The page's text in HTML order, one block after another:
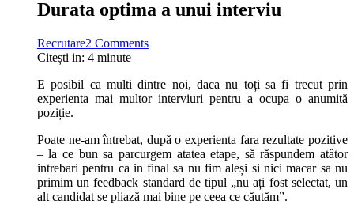
Durata optima a unui interviu
Recrutare2 Comments
Citești in: 4 minute
E posibil ca multi dintre noi, daca nu toți sa fi trecut prin
experienta mai multor interviuri pentru a ocupa o anumită
poziție.
Poate ne-am întrebat, după o experienta fara rezultate pozitive
– la ce bun sa parcurgem atatea etape, să răspundem atâtor
intrebari pentru ca in final sa nu fim aleși si nici macar sa nu
primim un feedback standard de tipul „nu ați fost selectat, un
alt candidat se pliază mai bine pe ceea ce căutăm”.